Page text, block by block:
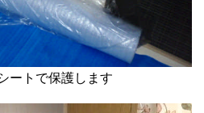
ートで保護します